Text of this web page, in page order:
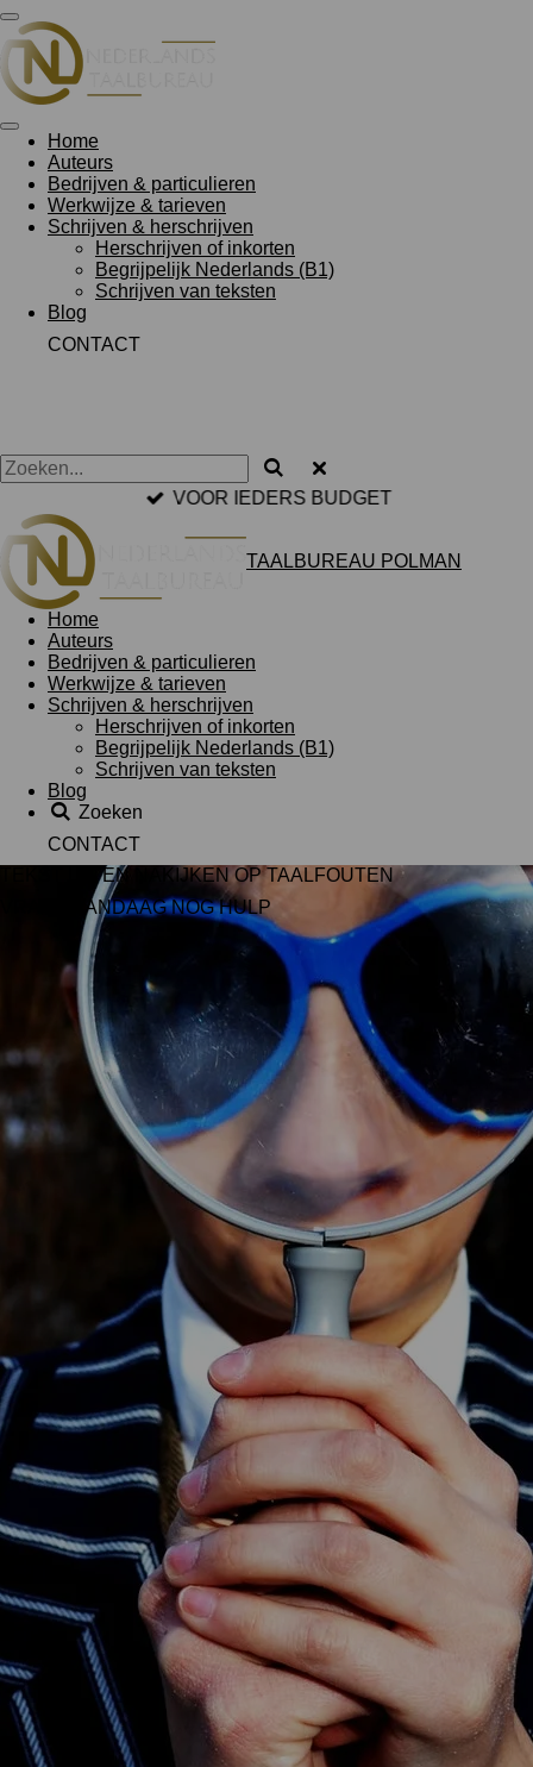
Ga
direct
naar
de
hoofdinhoud
Home
Auteurs
Bedrijven & particulieren
Werkwijze & tarieven
Schrijven & herschrijven
Herschrijven of inkorten
Begrijpelijk Nederlands (B1)
Schrijven van teksten
Blog
CONTACT
VOOR IEDERS BUDGET
TAALBUREAU POLMAN
Home
Auteurs
Bedrijven & particulieren
Werkwijze & tarieven
Schrijven & herschrijven
Herschrijven of inkorten
Begrijpelijk Nederlands (B1)
Schrijven van teksten
Blog
Zoeken
CONTACT
TEKST LATEN NAKIJKEN OP TAALFOUTEN
VRAAG VANDAAG NOG HULP